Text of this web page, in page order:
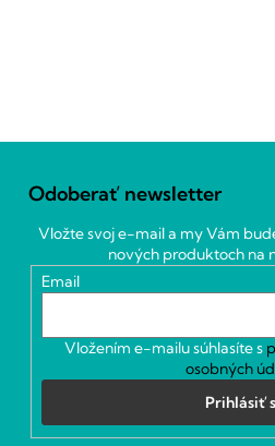
Odoberať newsletter
Vložte svoj e-mail a my Vám
nových produktoch na
Email
Vložením e-mailu súhlasíte s
osobných
Prihlásiť